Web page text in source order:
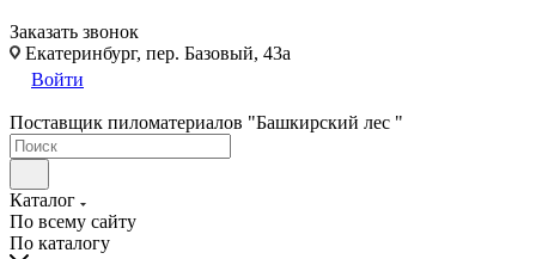
Заказать звонок
Екатеринбург, пер. Базовый, 43а
Войти
Поставщик пиломатериалов "Башкирский лес "
Каталог
По всему сайту
По каталогу